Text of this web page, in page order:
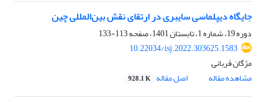
جایگاه دیپلماسی سایبری در ارتقای نقش بین‌المللی چین
دوره 19، شماره 1، تابستان 1401، صفحه
113-133
10.22034/isj.2022.303625.1583
مژگان قربانی
مشاهده مقاله
اصل مقاله 928.1 K